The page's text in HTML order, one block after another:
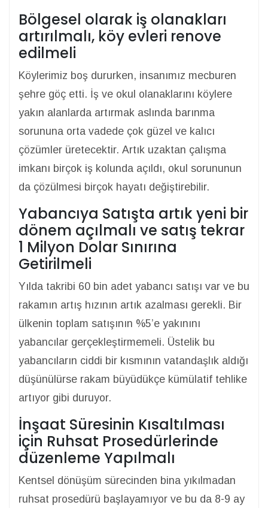
Bölgesel olarak iş olanakları
artırılmalı, köy evleri renove
edilmeli
Köylerimiz boş dururken, insanımız mecburen
şehre göç etti. İş ve okul olanaklarını köylere
yakın alanlarda artırmak aslında barınma
sorununa orta vadede çok güzel ve kalıcı
çözümler üretecektir. Artık uzaktan çalışma
imkanı birçok iş kolunda açıldı, okul sorununun
da çözülmesi birçok hayatı değiştirebilir.
Yabancıya Satışta artık yeni bir
dönem açılmalı ve satış tekrar
1 Milyon Dolar Sınırına
Getirilmeli
Yılda takribi 60 bin adet yabancı satışı var ve bu
rakamın artış hızının artık azalması gerekli. Bir
ülkenin toplam satışının %5’e yakınını
yabancılar gerçekleştirmemeli. Üstelik bu
yabancıların ciddi bir kısmının vatandaşlık aldığı
düşünülürse rakam büyüdükçe kümülatif tehlike
artıyor gibi duruyor.
İnşaat Süresinin Kısaltılması
için Ruhsat Prosedürlerinde
düzenleme Yapılmalı
Kentsel dönüşüm sürecinden bina yıkılmadan
ruhsat prosedürü başlayamıyor ve bu da 8-9 ay